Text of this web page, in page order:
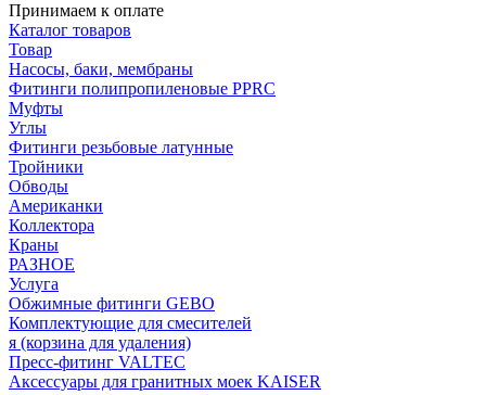
Принимаем к оплате
Каталог товаров
Товар
Насосы, баки, мембраны
Фитинги полипропиленовые PPRC
Муфты
Углы
Фитинги резьбовые латунные
Тройники
Обводы
Американки
Коллектора
Краны
РАЗНОЕ
Услуга
Обжимные фитинги GEBO
Комплектующие для смесителей
я (корзина для удаления)
Пресс-фитинг VALTEC
Аксессуары для гранитных моек KAISER